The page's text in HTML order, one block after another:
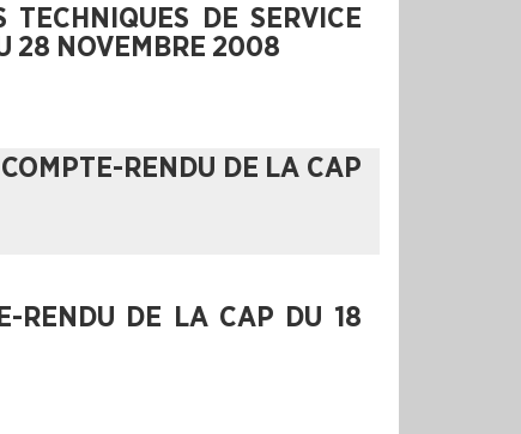
TECHNIQUES DE SERVICE
28 NOVEMBRE 2008
RENDU DE LA CAP
RENDU DE LA CAP DU 18